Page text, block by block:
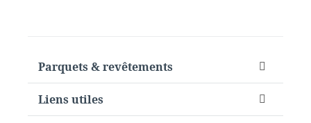
Parquets & revêtements
Liens utiles